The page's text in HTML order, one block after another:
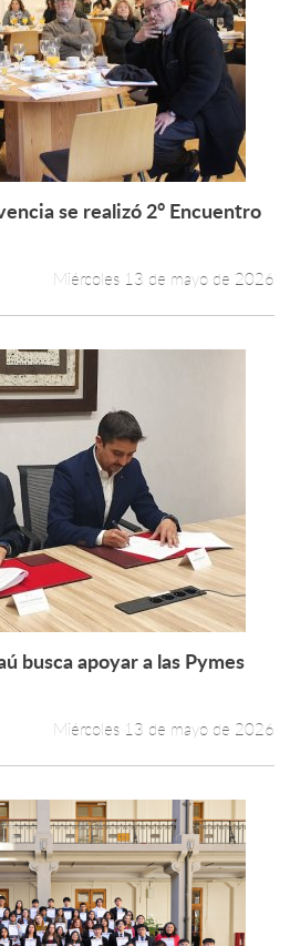
Leer más +
se realizó 2° Encuentro
Miércoles 13 de mayo de 2026
Leer más +
busca apoyar a las Pymes
Miércoles 13 de mayo de 2026